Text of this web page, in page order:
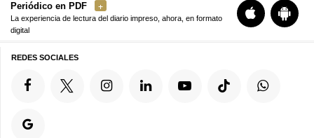
Periódico en PDF
La experiencia de lectura del diario impreso, ahora, en formato
digital
REDES SOCIALES